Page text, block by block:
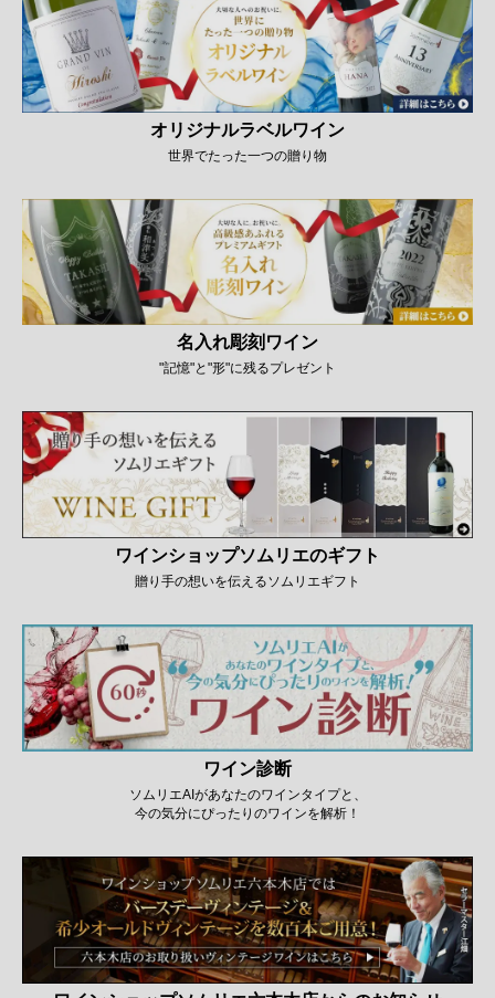
オリジナルラベルワイン
世界でたった一つの贈り物
名入れ彫刻ワイン
"記憶"と"形"に残るプレゼント
ワインショップソムリエのギフト
贈り手の想いを伝えるソムリエギフト
ワイン診断
ソムリエAIがあなたのワインタイプと、
今の気分にぴったりのワインを解析！